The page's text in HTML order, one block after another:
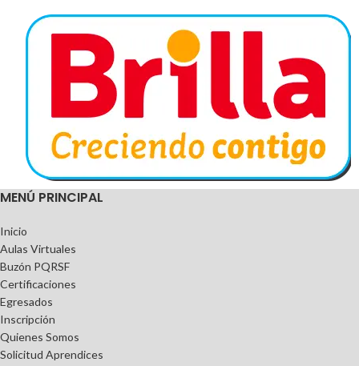
MENÚ PRINCIPAL
Inicio
Aulas Virtuales
Buzón PQRSF
Certificaciones
Egresados
Inscripción
Quienes Somos
Solicitud Aprendices